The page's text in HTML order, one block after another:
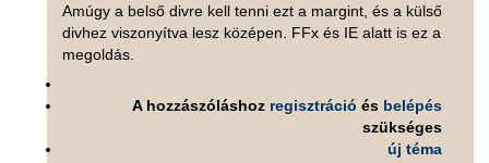
Amúgy a belső divre kell tenni ezt a margint, és a külső
divhez viszonyítva lesz középen. FFx és IE alatt is ez a
megoldás.
A hozzászóláshoz regisztráció és belépés
szükséges
új téma